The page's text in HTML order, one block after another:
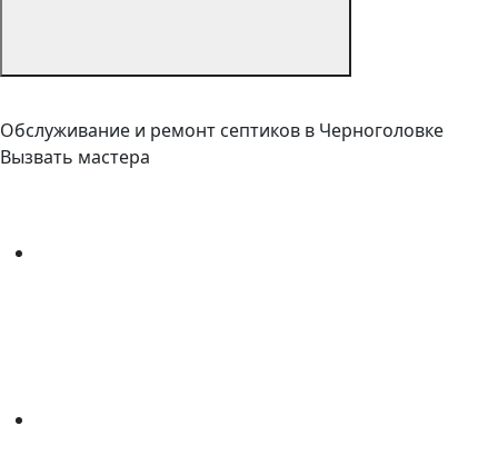
Обслуживание и ремонт септиков в Черноголовке
Вызвать мастера